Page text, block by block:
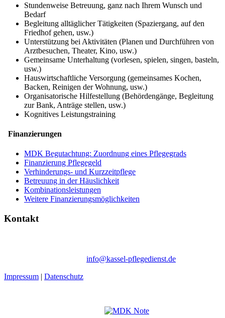
Stundenweise Betreuung, ganz nach Ihrem Wunsch und
Bedarf
Begleitung alltäglicher Tätigkeiten (Spaziergang, auf den
Friedhof gehen, usw.)
Unterstützung bei Aktivitäten (Planen und Durchführen von
Arztbesuchen, Theater, Kino, usw.)
Gemeinsame Unterhaltung (vorlesen, spielen, singen, basteln,
usw.)
Hauswirtschaftliche Versorgung (gemeinsames Kochen,
Backen, Reinigen der Wohnung, usw.)
Organisatorische Hilfestellung (Behördengänge, Begleitung
zur Bank, Anträge stellen, usw.)
Kognitives Leistungstraining
Finanzierungen
MDK Begutachtung: Zuordnung eines Pflegegrads
Finanzierung Pflegegeld
Verhinderungs- und Kurzzeitpflege
Betreuung in der Häuslichkeit
Kombinationsleistungen
Weitere Finanzierungsmöglichkeiten
Kontakt
info@kassel-pflegedienst.de
Impressum | Datenschutz